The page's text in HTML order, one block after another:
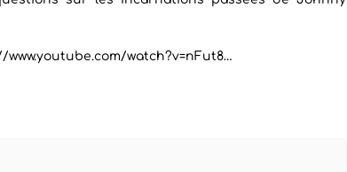
watch?v=nFut8…